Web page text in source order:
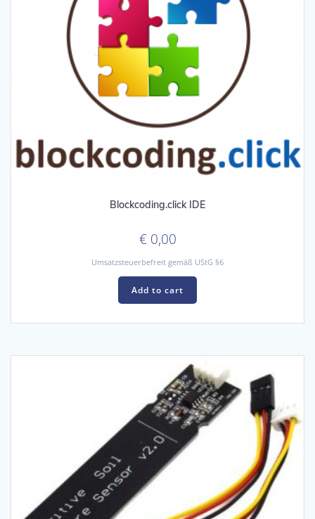
Blockcoding.click IDE
€0,00
Umsatzsteuerbefreit gemäß UStG §6
Add to cart